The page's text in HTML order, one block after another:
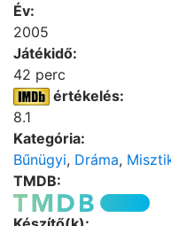
Év:
2005
Játékidő:
42 perc
értékelés:
8.1
Kategória:
Bűnügyi, Dráma,
TMDB: